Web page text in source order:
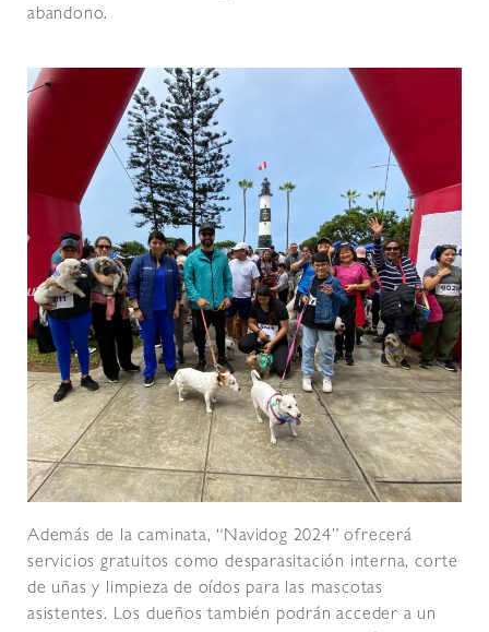
abandono.
Además de la caminata, “Navidog 2024” ofrecerá
servicios gratuitos como desparasitación interna, corte
de uñas y limpieza de oídos para las mascotas
asistentes. Los dueños también podrán acceder a un